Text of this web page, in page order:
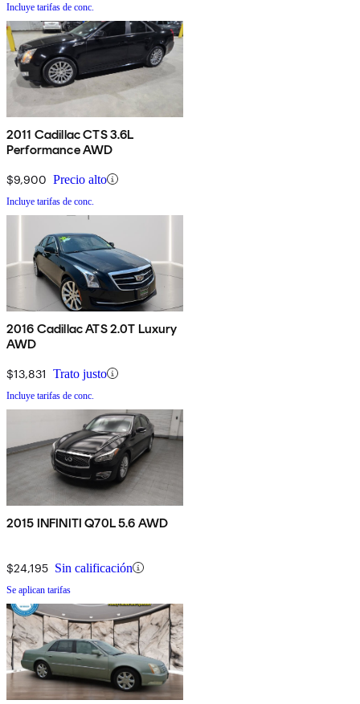
Incluye tarifas de conc.
2011 Cadillac CTS 3.6L
Performance AWD
$9,900 Precio alto
Incluye tarifas de conc.
2016 Cadillac ATS 2.0T Luxury
AWD
$13,831 Trato justo
Incluye tarifas de conc.
2015 INFINITI Q70L 5.6 AWD
$24,195 Sin calificación
Se aplican tarifas